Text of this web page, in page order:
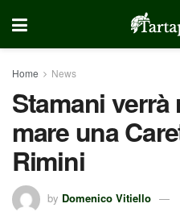
Home News
Stamani
mare una
Rimini
by Domenico Vitiello